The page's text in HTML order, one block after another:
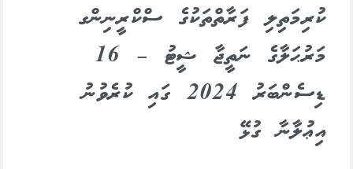
ކުރިމަތިލި ފަރާތްތަކުގެ ސްކްރީނިންގ
މަރުޙަލާގެ ނަތީޖާ ޝީޓު – 16
ޑިސެންބަރު 2024 ގައި ކުރެވުނު
އިޢުލާނާ ގުޅޭ